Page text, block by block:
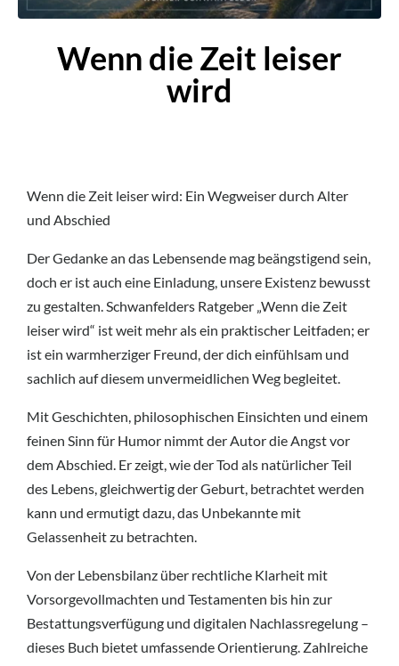
Wenn die Zeit leiser
wird
Wenn die Zeit leiser wird: Ein Wegweiser durch Alter
und Abschied
Der Gedanke an das Lebensende mag beängstigend sein,
doch er ist auch eine Einladung, unsere Existenz bewusst
zu gestalten. Schwanfelders Ratgeber „Wenn die Zeit
leiser wird“ ist weit mehr als ein praktischer Leitfaden; er
ist ein warmherziger Freund, der dich einfühlsam und
sachlich auf diesem unvermeidlichen Weg begleitet.
Mit Geschichten, philosophischen Einsichten und einem
feinen Sinn für Humor nimmt der Autor die Angst vor
dem Abschied. Er zeigt, wie der Tod als natürlicher Teil
des Lebens, gleichwertig der Geburt, betrachtet werden
kann und ermutigt dazu, das Unbekannte mit
Gelassenheit zu betrachten.
Von der Lebensbilanz über rechtliche Klarheit mit
Vorsorgevollmachten und Testamenten bis hin zur
Bestattungsverfügung und digitalen Nachlassregelung –
dieses Buch bietet umfassende Orientierung. Zahlreiche